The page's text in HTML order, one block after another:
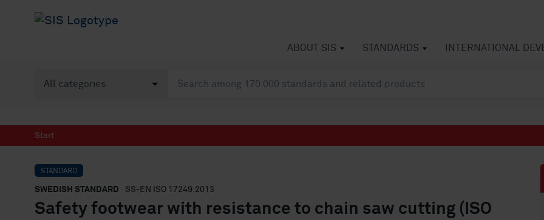
ABOUT SIS STANDARDS INTERNATIONAL
Start
STANDARD
SWEDISH STANDARD · SS-EN ISO 17249:2013
Safety footwear with resistance to chain saw cutting (ISO